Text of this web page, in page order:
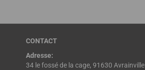
CONTACT
Adresse:
34 le fossé de la cage, 91630 Avrainville